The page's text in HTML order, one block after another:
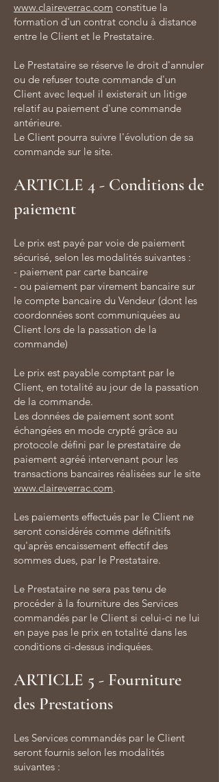
www.claireverrac.com constitue la
formation d'un contrat conclu à distance
entre le Client et le Prestataire.
Le Prestataire se réserve le droit d'annuler
ou de refuser toute commande d'un
Client avec lequel il existerait un litige
relatif au paiement d'une commande
antérieure.
Le Client pourra suivre l'évolution de sa
commande sur le site.
ARTICLE 4 - Conditions de
paiement
Le prix est payé par voie de paiement
sécurisé, selon les modalités suivantes :
- paiement par carte bancaire
- ou paiement par virement bancaire sur
le compte bancaire du Vendeur (dont les
coordonnées sont communiquées au
Client lors de la passation de la
commande)
Le prix est payable comptant par le
Client, en totalité au jour de la passation
de la commande.
Les données de paiement sont sont
échangées en mode crypté grâce au
protocole défini par le prestataire de
paiement agréé intervenant pour les
transactions bancaires réalisées sur le site
www.claireverrac.com.
Les paiements effectués par le Client ne
seront considérés comme définitifs
qu'après encaissement effectif des
sommes dues, par le Prestataire.
Le Prestataire ne sera pas tenu de
procéder à la fourniture des Services
commandés par le Client si celui-ci ne lui
en paye pas le prix en totalité dans les
conditions ci-dessus indiquées.
ARTICLE 5 - Fourniture
des Prestations
Les Services commandés par le Client
seront fournis selon les modalités
suivantes :